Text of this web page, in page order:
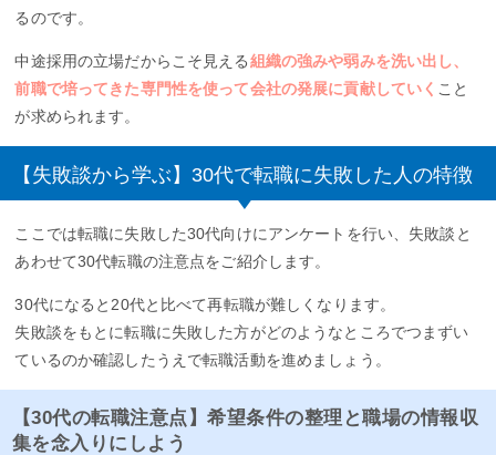
るのです。
中途採用の立場だからこそ見える組織の強みや弱みを洗い出し、
前職で培ってきた専門性を使って会社の発展に貢献していく こと
が求められます。
【失敗談から学ぶ】30代で転職に失敗した人の特徴
ここでは転職に失敗した30代向けにアンケートを行い、失敗談と
あわせて30代転職の注意点をご紹介します。
30代になると20代と比べて再転職が難しくなります。
失敗談をもとに転職に失敗した方がどのようなところでつまずい
ているのか確認したうえで転職活動を進めましょう。
【30代の転職注意点】希望条件の整理と職場の情報収
集を念入りにしよう